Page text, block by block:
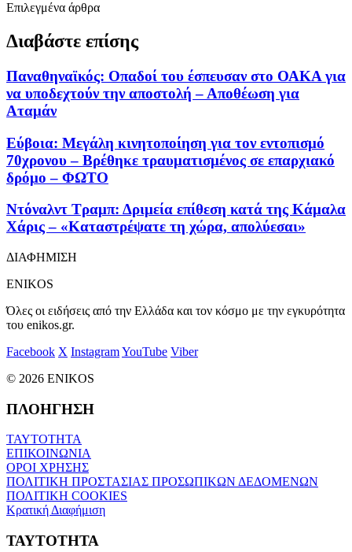
Επιλεγμένα άρθρα
Διαβάστε επίσης
Παναθηναϊκός: Οπαδοί του έσπευσαν στο ΟΑΚΑ για
να υποδεχτούν την αποστολή – Αποθέωση για
Αταμάν
Εύβοια: Μεγάλη κινητοποίηση για τον εντοπισμό
70χρονου – Βρέθηκε τραυματισμένος σε επαρχιακό
δρόμο – ΦΩΤΟ
Ντόναλντ Τραμπ: Δριμεία επίθεση κατά της Κάμαλα
Χάρις – «Καταστρέψατε τη χώρα, απολύεσαι»
ΔΙΑΦΗΜΙΣΗ
ENIKOS
Όλες οι ειδήσεις από την Ελλάδα και τον κόσμο με την εγκυρότητα
του enikos.gr.
Facebook X InstagramYouTube Viber
© 2026 ENIKOS
ΠΛΟΗΓΗΣΗ
ΤΑΥΤΟΤΗΤΑ
ΕΠΙΚΟΙΝΩΝΙΑ
ΟΡΟΙ ΧΡΗΣΗΣ
ΠΟΛΙΤΙΚΗ ΠΡΟΣΤΑΣΙΑΣ ΠΡΟΣΩΠΙΚΩΝ ΔΕΔΟΜΕΝΩΝ
ΠΟΛΙΤΙΚΗ COOKIES
Κρατική Διαφήμιση
ΤΑΥΤΟΤΗΤΑ